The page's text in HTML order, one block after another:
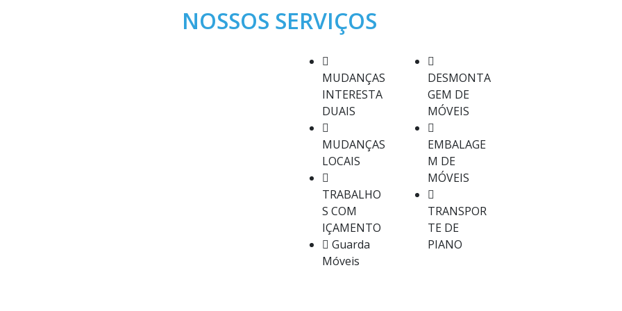
NOSSOS SERVIÇOS
MUDANÇAS
INTERESTA
DUAIS
MUDANÇAS
LOCAIS
TRABALHO
S COM
IÇAMENTO
Guarda
Móveis
DESMONTA
GEM DE
MÓVEIS
EMBALAGE
M DE
MÓVEIS
TRANSPOR
TE DE
PIANO